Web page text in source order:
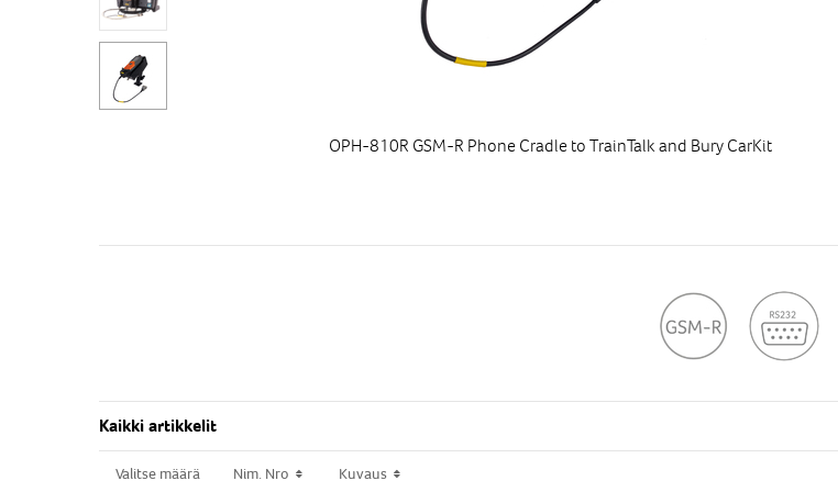
OPH-810R GSM-R Phone Cradle to TrainTalk and Bury CarKit
Kaikki artikkelit
Valitse määrä Nim. Nro Kuvaus
Valitse määrä Nim. Nro Kuvaus